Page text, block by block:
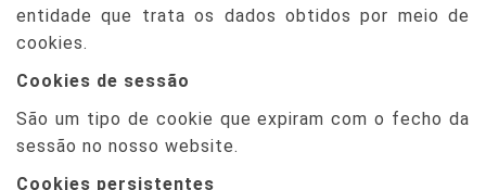
entidade que trata os dados obtidos por meio de
cookies.
Cookies de sessão
São um tipo de cookie que expiram com o fecho da
sessão no nosso website.
Cookies persistentes